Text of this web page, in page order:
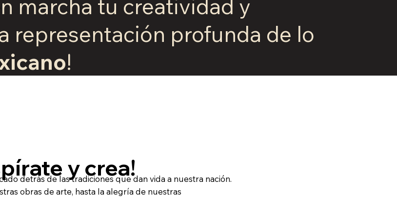
marcha tu creatividad y
representación profunda de lo
!
detrás de las tradiciones que dan vida a nuestra nación.
obras de arte, hasta la alegría de nuestras
y crea!